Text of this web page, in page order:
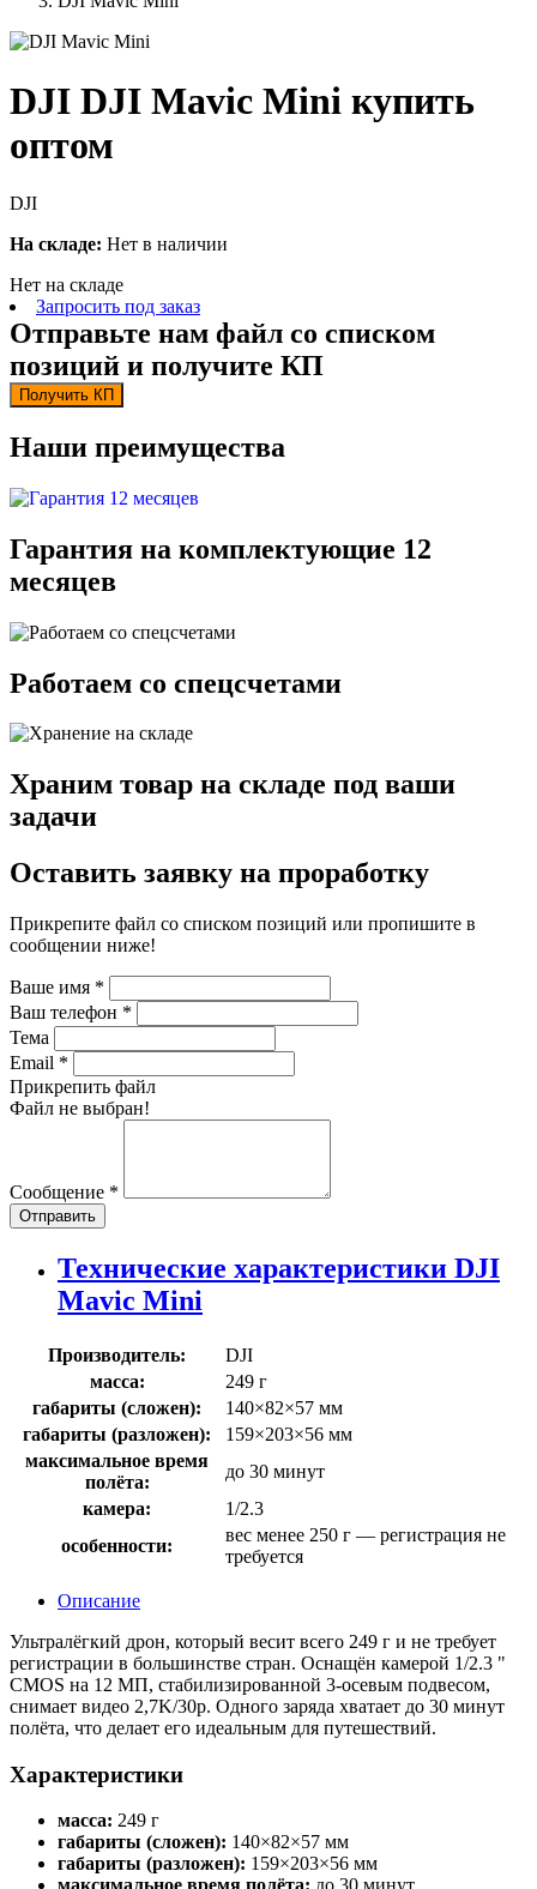
DJI DJI Mavic Mini купить
оптом
DJI
На складе: Нет в наличии
Нет на складе
Запросить под заказ
Отправьте нам файл со списком
позиций и получите КП
Получить КП
Наши преимущества
Гарантия на комплектующие 12
месяцев
Работаем со спецсчетами
Храним товар на складе под ваши
задачи
Оставить заявку на проработку
Прикрепите файл со списком позиций или пропишите в
сообщении ниже!
Ваше имя *
Ваш телефон *
Тема
Email *
Прикрепить файл
Файл не выбран!
Сообщение *
Отправить
Технические характеристики DJI
Mavic Mini
Производитель:
DJI
масса:
249 г
габариты (сложен):
140×82×57 мм
габариты (разложен):
159×203×56 мм
максимальное время
полёта:
до 30 минут
камера:
1/2.3
особенности:
вес менее 250 г — регистрация не
требуется
Описание
Ультралёгкий дрон, который весит всего 249 г и не требует
регистрации в большинстве стран. Оснащён камерой 1/2.3 "
CMOS на 12 МП, стабилизированной 3‑осевым подвесом,
снимает видео 2,7K/30p. Одного заряда хватает до 30 минут
полёта, что делает его идеальным для путешествий.
Характеристики
масса: 249 г
габариты (сложен): 140×82×57 мм
габариты (разложен): 159×203×56 мм